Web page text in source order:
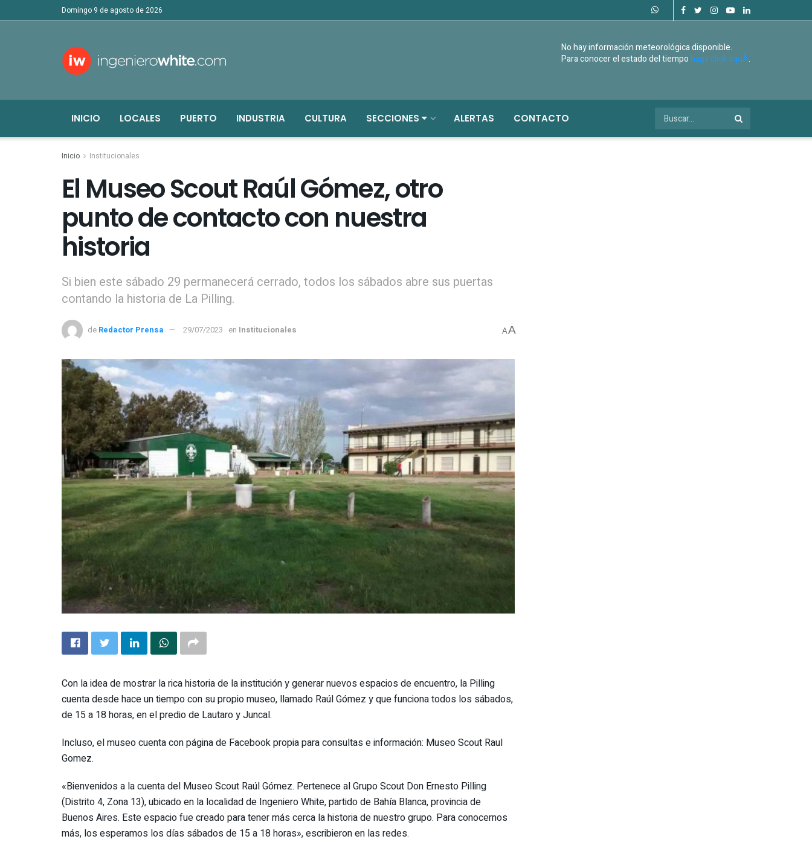
domingo 9 de agosto de 2026
No hay información meteorológica disponible.
Para conocer el estado del tiempohaga click aquÃ­.
INICIO LOCALES PUERTO INDUSTRIA CULTURA SECCIONES ALERTAS CONTACTO
Inicio Institucionales
El Museo Scout Raúl Gómez, otro
punto de contacto con nuestra
historia
Si bien este sábado 29 permanecerá cerrado, todos los sábados abre sus puertas
contando la historia de La Pilling.
de Redactor Prensa 29/07/2023 en Institucionales AA
Con la idea de mostrar la rica historia de la institución y generar nuevos espacios de encuentro, la Pilling
cuenta desde hace un tiempo con su propio museo, llamado Raúl Gómez y que funciona todos los sábados,
de 15 a 18 horas, en el predio de Lautaro y Juncal.
Incluso, el museo cuenta con página de Facebook propia para consultas e información: Museo Scout Raul
Gomez.
«Bienvenidos a la cuenta del Museo Scout Raúl Gómez. Pertenece al Grupo Scout Don Ernesto Pilling
(Distrito 4, Zona 13), ubicado en la localidad de Ingeniero White, partido de Bahía Blanca, provincia de
Buenos Aires. Este espacio fue creado para tener más cerca la historia de nuestro grupo. Para conocernos
más, los esperamos los días sábados de 15 a 18 horas», escribieron en las redes.